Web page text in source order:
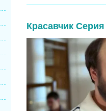
Красавчик Серия